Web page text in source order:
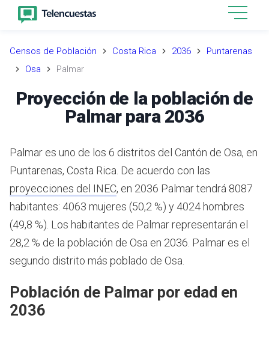
Censos de Población Costa Rica 2036
Puntarenas
Osa
Palmar
Proyección de la población de
Palmar para 2036
Palmar es uno de los 6 distritos del Cantón de Osa, en
Puntarenas, Costa Rica. De acuerdo con las
proyecciones del INEC, en 2036 Palmar tendrá 8087
habitantes: 4063 mujeres (50,2 %) y 4024 hombres
(49,8 %). Los habitantes de Palmar representarán el
28,2 % de la población de Osa en 2036. Palmar es el
segundo distrito más poblado de Osa.
Población de Palmar por edad en
2036